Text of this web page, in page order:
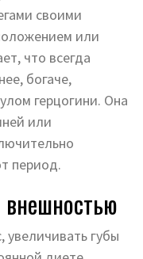
своими
или
что всегда
богаче,
герцогини. Она
или
период.
внешностью
увеличивать губы